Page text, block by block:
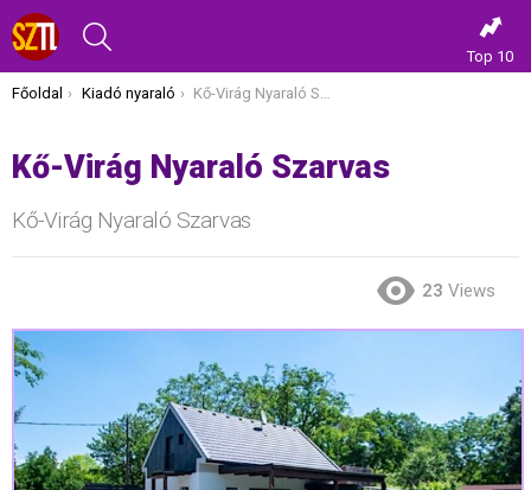
Top 10
Itt vagy most:
Főoldal Kiadó nyaraló Kő-Virág Nyaraló Szarvas
Kő-Virág Nyaraló Szarvas
Kő-Virág Nyaraló Szarvas
23 Views